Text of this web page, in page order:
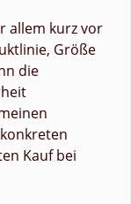
allem kurz vor
Größe
die
Kauf bei